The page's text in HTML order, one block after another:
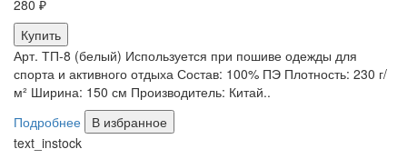
280 ₽
Купить
Арт. ТП-8 (белый) Используется при пошиве одежды для
спорта и активного отдыха Состав: 100% ПЭ Плотность: 230 г/
м² Ширина: 150 см Производитель: Китай..
Подробнее
В избранное
text_instock